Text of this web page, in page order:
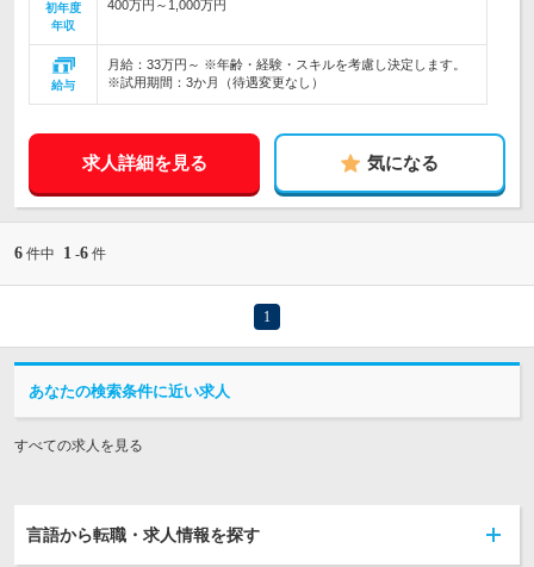
初年度
年収
400万円～1,000万円
給与
月給：33万円～ ※年齢・経験・スキルを考慮し決定します。
※試用期間：3か月（待遇変更なし）
求人詳細を見る 気になる
6 件中 1 -6 件
1
あなたの検索条件に近い求人
すべての求人を見る
言語から転職・求人情報を探す